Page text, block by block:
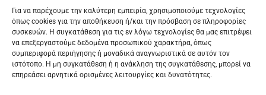
Για να παρέχουμε την καλύτερη εμπειρία, χρησιμοποιούμε τεχνολογίες
όπως cookies για την αποθήκευση ή/και την πρόσβαση σε πληροφορίες
συσκευών. Η συγκατάθεση για τις εν λόγω τεχνολογίες θα μας επιτρέψει
να επεξεργαστούμε δεδομένα προσωπικού χαρακτήρα, όπως
συμπεριφορά περιήγησης ή μοναδικά αναγνωριστικά σε αυτόν τον
ιστότοπο. Η μη συγκατάθεση ή η ανάκληση της συγκατάθεσης, μπορεί να
επηρεάσει αρνητικά ορισμένες λειτουργίες και δυνατότητες.